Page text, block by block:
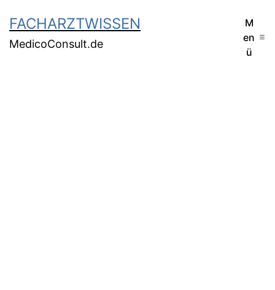
FACHARZTWISSEN
MedicoConsult.de
M
en
ü